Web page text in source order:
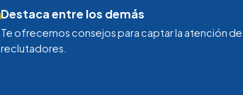
Destaca entre los demás
Te ofrecemos consejos para captar la atención
reclutadores.